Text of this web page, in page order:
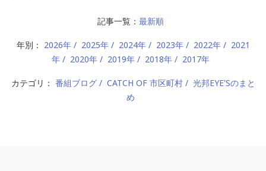
記事一覧： 最新順
年別： 2026年 2025年 2024年 2023年 2022年
2021
年
2020年 2019年 2018年 2017年
カテゴリ： 番組ブログ CATCH OF 市区町村
光邦EYE'Sのまと
め